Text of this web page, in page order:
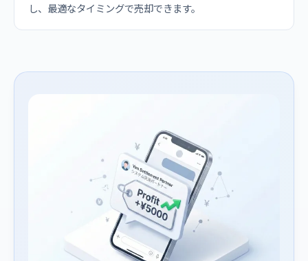
し、最適なタイミングで売却できます。